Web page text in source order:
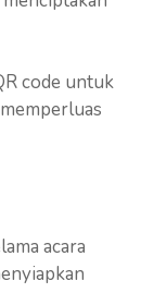
code untuk
acara